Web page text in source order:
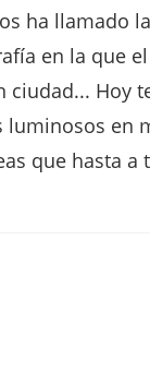
ha llamado
en la que
ciudad... Hoy
en
que hasta